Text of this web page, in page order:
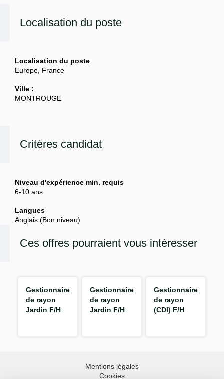
Localisation du poste
Localisation du poste
Europe, France
Ville :
MONTROUGE
Critères candidat
Niveau d'expérience min. requis
6-10 ans
Langues
Anglais (Bon niveau)
Ces offres pourraient vous intéresser
Gestionnaire
de rayon
Jardin F/H
Gestionnaire
de rayon
Jardin F/H
Gestionnaire
de rayon
(CDI) F/H
Mentions légales
Cookies